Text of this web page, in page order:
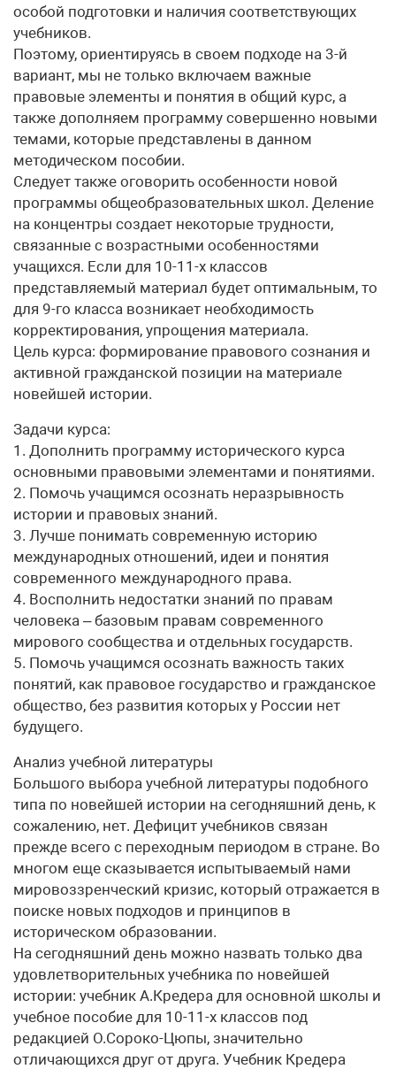
особой подготовки и наличия соответствующих
учебников.
Поэтому, ориентируясь в своем подходе на 3-й
вариант, мы не только включаем важные
правовые элементы и понятия в общий курс, а
также дополняем программу совершенно новыми
темами, которые представлены в данном
методическом пособии.
Следует также оговорить особенности новой
программы общеобразовательных школ. Деление
на концентры создает некоторые трудности,
связанные с возрастными особенностями
учащихся. Если для 10-11-х классов
представляемый материал будет оптимальным, то
для 9-го класса возникает необходимость
корректирования, упрощения материала.
Цель курса: формирование правового сознания и
активной гражданской позиции на материале
новейшей истории.
Задачи курса:
1. Дополнить программу исторического курса
основными правовыми элементами и понятиями.
2. Помочь учащимся осознать неразрывность
истории и правовых знаний.
3. Лучше понимать современную историю
международных отношений, идеи и понятия
современного международного права.
4. Восполнить недостатки знаний по правам
человека – базовым правам современного
мирового сообщества и отдельных государств.
5. Помочь учащимся осознать важность таких
понятий, как правовое государство и гражданское
общество, без развития которых у России нет
будущего.
Анализ учебной литературы
Большого выбора учебной литературы подобного
типа по новейшей истории на сегодняшний день, к
сожалению, нет. Дефицит учебников связан
прежде всего с переходным периодом в стране. Во
многом еще сказывается испытываемый нами
мировоззренческий кризис, который отражается в
поиске новых подходов и принципов в
историческом образовании.
На сегодняшний день можно назвать только два
удовлетворительных учебника по новейшей
истории: учебник А.Кредера для основной школы и
учебное пособие для 10-11-х классов под
редакцией О.Сороко-Цюпы, значительно
отличающихся друг от друга. Учебник Кредера